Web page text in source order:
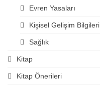
Evren Yasaları
Kişisel Gelişim Bilgileri
Sağlık
Kitap
Kitap Önerileri